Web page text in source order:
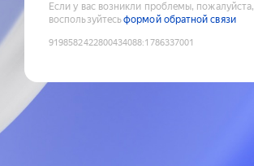
Если у вас возникли проблемы, пожалуйста,
воспользуйтесьформой обратной связи
9198582422800434088:1786337001